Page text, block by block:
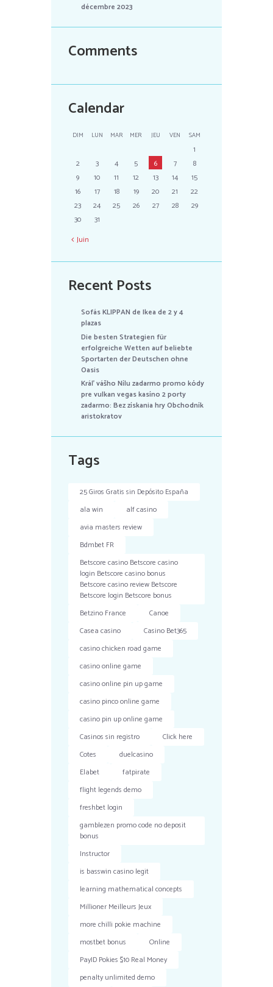
décembre 2023
Comments
Calendar
DIM LUN MAR MER JEU VEN SAM
1
2
3 4 5 6 7
8
9
10 11 12 13 14
15
16
17 18 19 20 21
22
23
24 25 26 27 28
29
30
31
Juin
Recent Posts
Sofás KLIPPAN de Ikea de 2 y 4
plazas
Die besten Strategien für
erfolgreiche Wetten auf beliebte
Sportarten der Deutschen ohne
Oasis
Kráľ vášho Nílu zadarmo promo kódy
pre vulkan vegas kasíno 2 porty
zadarmo: Bez získania hry Obchodník
aristokratov
Tags
25 Giros Gratis sin Depósito España
ala win
alf casino
avia masters review
Bdmbet FR
Betscore casino Betscore casino
login Betscore casino bonus
Betscore casino review Betscore
Betscore login Betscore bonus
Betzino France
Canoe
Casea casino
Casino Bet365
casino chicken road game
casino online game
casino online pin up game
casino pinco online game
casino pin up online game
Casinos sin registro
Click here
Cotes
duelcasino
Elabet
fatpirate
flight legends demo
freshbet login
gamblezen promo code no deposit
bonus
Instructor
is basswin casino legit
learning mathematical concepts
Millioner Meilleurs Jeux
more chilli pokie machine
mostbet bonus
Online
PayID Pokies $10 Real Money
penalty unlimited demo